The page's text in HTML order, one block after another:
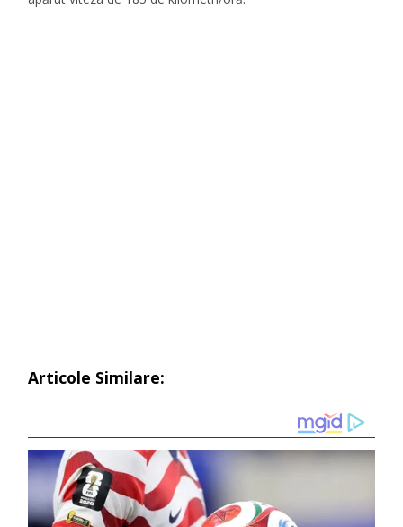
Articole Similare: